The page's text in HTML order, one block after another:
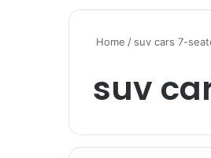
Home / suv cars 7-
suv